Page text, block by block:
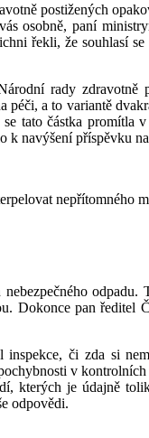
postižených
osobně, paní
řekli, že souhlasí
rady zdravotně
a to variantě
tato částka promítla
navýšení příspěvku
nepřítomného
Dokonce pan ředitel
či zda si
v
kterých je údajně
odpovědi.